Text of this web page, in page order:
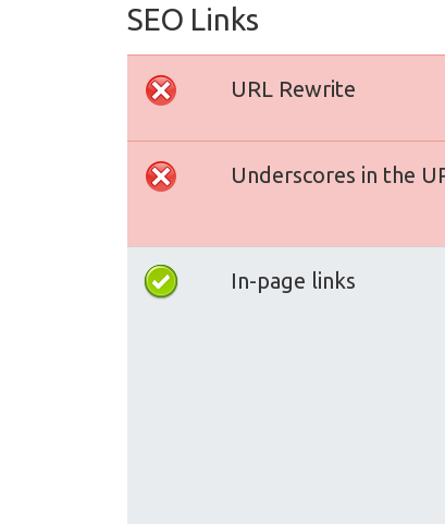
SEO Links
URL Rewrite
Underscores in the
In-page links